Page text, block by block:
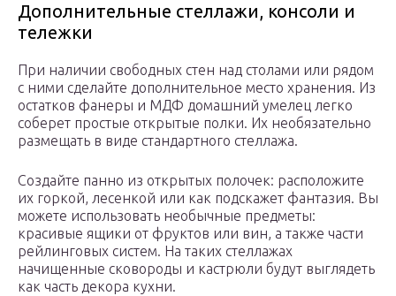
Дополнительные стеллажи, консоли и
тележки
При наличии свободных стен над столами или рядом
с ними сделайте дополнительное место хранения. Из
остатков фанеры и МДФ домашний умелец легко
соберет простые открытые полки. Их необязательно
размещать в виде стандартного стеллажа.
Создайте панно из открытых полочек: расположите
их горкой, лесенкой или как подскажет фантазия. Вы
можете использовать необычные предметы:
красивые ящики от фруктов или вин, а также части
рейлинговых систем. На таких стеллажах
начищенные сковороды и кастрюли будут выглядеть
как часть декора кухни.